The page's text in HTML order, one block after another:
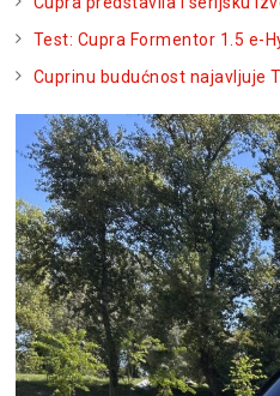
Test: Cupra Formentor 1.5 e-
Cuprinu budućnost najavljuje